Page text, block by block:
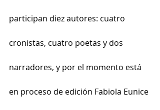
participan diez autores: cuatro
cronistas, cuatro poetas y dos
narradores, y por el momento está
en proceso de edición Fabiola Eunice